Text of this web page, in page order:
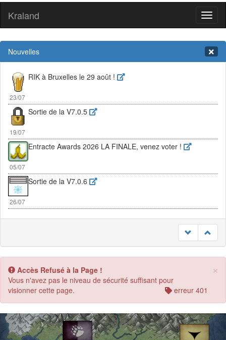
Kraland
Nouvelles
23/07
RIK à Bruxelles le 29 août !
19/07
Sortie de la V7.0.5
05/07
Entracte Awards 2026 LA FINALE, venez voter !
26/07
Sortie de la V7.0.6
×
Accès Refusé à la Page !
Vous n'avez pas le niveau de sécurité suffisant pour
visionner cette page.
erreur 401
Previous